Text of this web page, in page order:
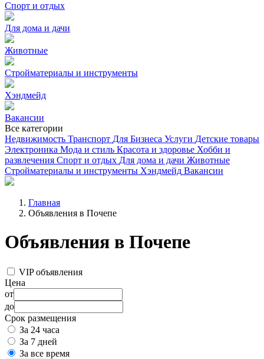
Спорт и отдых
Для дома и дачи
Животные
Стройматериалы и инструменты
Хэндмейд
Вакансии
Все категории
Недвижимость Транспорт Для Бизнеса Услуги Детские товары
Электроника Мода и стиль Красота и здоровье Хобби и
развлечения Спорт и отдых Для дома и дачи Животные
Стройматериалы и инструменты Хэндмейд Вакансии
Главная
Объявления в Почепе
Объявления в Почепе
VIP объявления
Цена
от
до
Срок размещения
За 24 часа
За 7 дней
За все время